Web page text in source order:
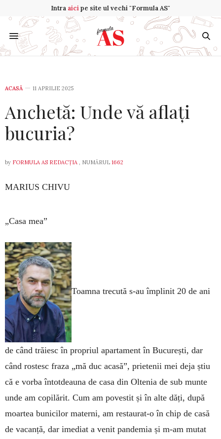
Intra aicipe site ul vechi "Formula AS"
ACASĂ 11 APRILIE 2025
Anchetă: Unde vă aflați
bucuria?
by FORMULA AS REDACȚIA , NUMĂRUL 1662
MARIUS CHIVU
„Casa mea”
Toamna trecută s-au împlinit 20 de ani
de când trăiesc în propriul apartament în București, dar
când rostesc fraza „mă duc acasă”, prietenii mei deja știu
că e vorba întotdeauna de casa din Oltenia de sub munte
unde am copilărit. Cum am povestit și în alte dăți, după
moartea bunicilor materni, am restaurat-o în chip de casă
de vacanță, dar imediat a venit pandemia și m-am mutat